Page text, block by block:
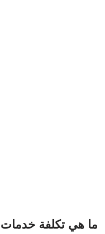
ما هي تكلفة